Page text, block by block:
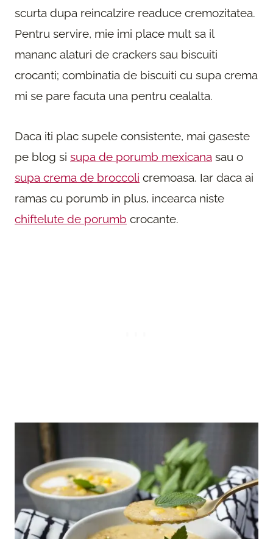
scurta dupa reincalzire readuce cremozitatea.
Pentru servire, mie imi place mult sa il
mananc alaturi de crackers sau biscuiti
crocanti; combinatia de biscuiti cu supa crema
mi se pare facuta una pentru cealalta.
Daca iti plac supele consistente, mai gaseste
pe blog si supa de porumb mexicana sau o
supa crema de broccoli cremoasa. Iar daca ai
ramas cu porumb in plus, incearca niste
chiftelute de porumb crocante.